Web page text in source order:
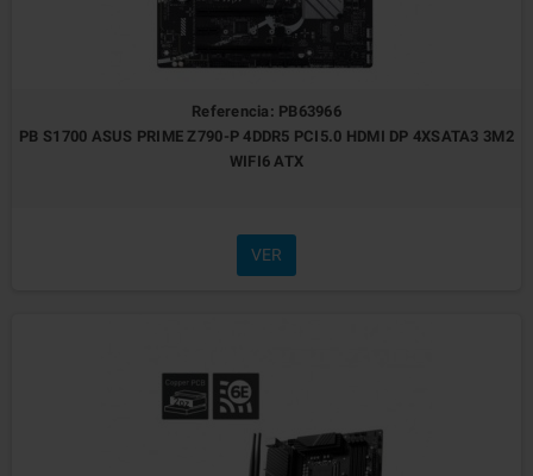
Referencia: PB63966
PB S1700 ASUS PRIME Z790-P 4DDR5 PCI5.0 HDMI DP 4XSATA3 3M2
WIFI6 ATX
VER